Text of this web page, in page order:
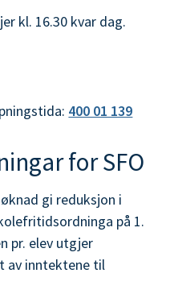
kl. 16.30 kvar dag.
400 01 139
for SFO
gi reduksjon i
på 1.
pr. elev utgjer
av inntektene til